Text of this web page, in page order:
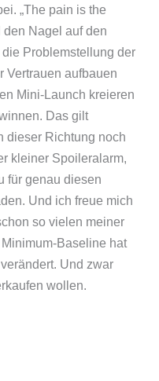
„The pain is the
den Nagel auf den
Problemstellung der
Vertrauen aufbauen
Mini-Launch kreieren
Das gilt
dieser Richtung noch
kleiner Spoileralarm,
für genau diesen
Und ich freue mich
so vielen meiner
Baseline hat
Und zwar
wollen.